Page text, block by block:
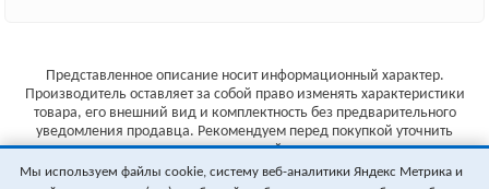
Представленное описание носит информационный характер.
Производитель оставляет за собой право изменять характеристики
товара, его внешний вид и комплектность без предварительного
уведомления продавца. Рекомендуем перед покупкой уточнить
характеристики товара на сайте производителя.
Указанные цены не являются публичной офертой (ст.435 ГК РФ).
Мы используем файлы cookie, систему веб-аналитики Яндекс Метрика и